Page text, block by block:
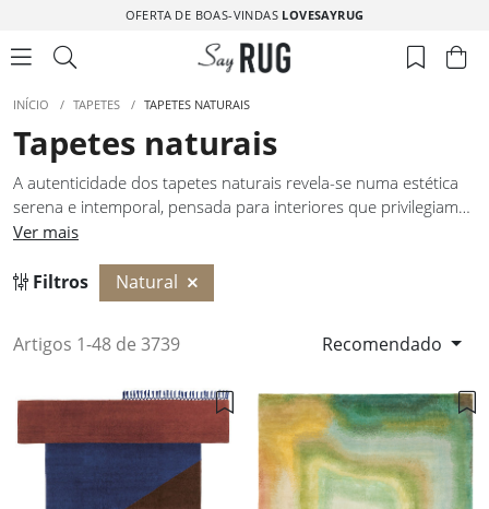
OFERTA DE BOAS-VINDAS LOVESAYRUG
INÍCIO / TAPETES / TAPETES NATURAIS
Tapetes naturais
A autenticidade dos tapetes naturais revela-se numa estética
serena e intemporal, pensada para interiores que privilegiam
equilíbrio e harmonia. Tons neutros e aparência orgânica
com a arquitetura envolvente. Tapetes naturais criam base
sólida para diferentes estilos decorativos, permitindo
transmite sobriedade e uma sensação de conforto visual
Ver mais
Filtros Natural
Artigos 1-48 de 3739 Recomendado